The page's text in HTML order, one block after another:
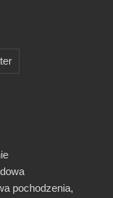
pochodzenia,